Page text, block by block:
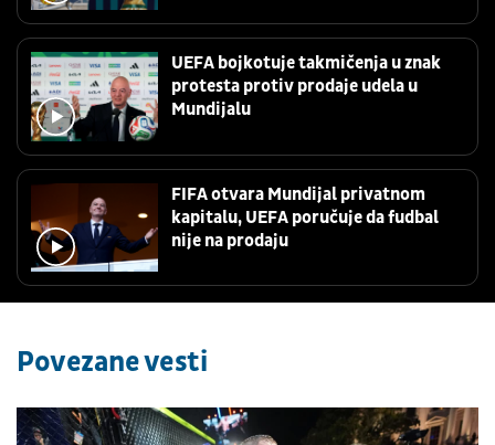
UEFA bojkotuje takmičenja u znak
protesta protiv prodaje udela u
Mundijalu
FIFA otvara Mundijal privatnom
kapitalu, UEFA poručuje da fudbal
nije na prodaju
Povezane vesti